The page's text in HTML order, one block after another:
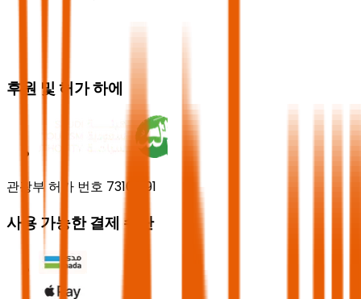
후원 및 허가 하에
관광부 허가 번호 73102191
사용 가능한 결제 수단